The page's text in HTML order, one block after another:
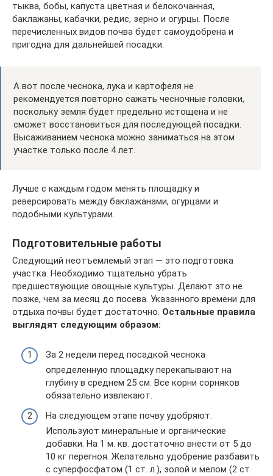
тыква, бобы, капуста цветная и белокочанная,
баклажаны, кабачки, редис, зерно и огурцы. После
перечисленных видов почва будет самоудобрена и
пригодна для дальнейшей посадки.
А вот после чеснока, лука и картофеля не
рекомендуется повторно сажать чесночные головки,
поскольку земля будет предельно истощена и не
сможет восстановиться для последующей посадки.
Высаживанием чеснока можно заниматься на этом
участке только после 4 лет.
Лучше с каждым годом менять площадку и
реверсировать между баклажанами, огурцами и
подобными культурами.
Подготовительные работы
Следующий неотъемлемый этап — это подготовка
участка. Необходимо тщательно убрать
предшествующие овощные культуры. Делают это не
позже, чем за месяц до посева. Указанного времени для
отдыха почвы будет достаточно. Остальные правила
выглядят следующим образом:
За 2 недели перед посадкой чеснока
определенную площадку перекапывают на
глубину в среднем 25 см. Все корни сорняков
обязательно извлекают.
На следующем этапе почву удобряют.
Используют минеральные и органические
добавки. На 1 м. кв. достаточно внести от 5 до
10 кг перегноя. Желательно удобрение разбавить
с суперфосфатом (1 ст. л.), золой и мелом (2 ст.